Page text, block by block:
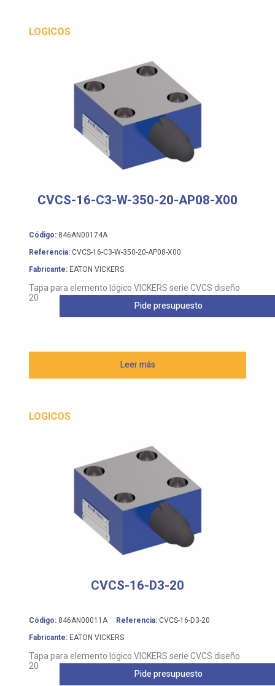
LOGICOS
CVCS-16-C3-W-350-20-AP08-X00
Código: 846AN00174A
Referencia: CVCS-16-C3-W-350-20-AP08-X00
Fabricante: EATON VICKERS
Tapa para elemento lógico VICKERS serie CVCS diseño
20
Leer más
Pide presupuesto
LOGICOS
CVCS-16-D3-20
Código: 846AN00011A Referencia: CVCS-16-D3-20
Fabricante: EATON VICKERS
Tapa para elemento lógico VICKERS serie CVCS diseño
20
Pide presupuesto